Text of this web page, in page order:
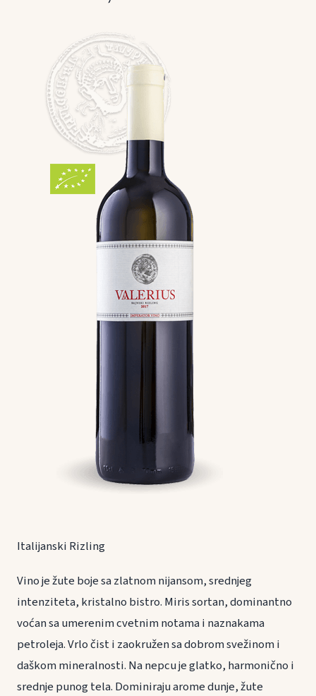
Italijanski Rizling
Vino je žute boje sa zlatnom nijansom, srednjeg
intenziteta, kristalno bistro. Miris sortan, dominantno
voćan sa umerenim cvetnim notama i naznakama
petroleja. Vrlo čist i zaokružen sa dobrom svežinom i
daškom mineralnosti. Na nepcu je glatko, harmonično i
srednje punog tela. Dominiraju arome dunje, žute